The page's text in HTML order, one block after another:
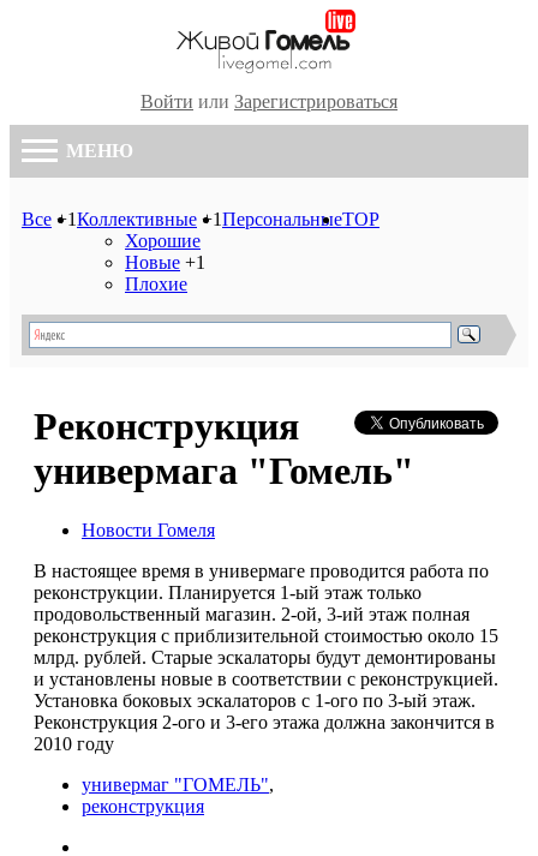
Войти или Зарегистрироваться
МЕНЮ
Все +1Коллективные +1
Хорошие
Новые +1
Плохие
ПерсональныеTOP
Реконструкция
универмага "Гомель"
Новости Гомеля
В настоящее время в универмаге проводится работа по
реконструкции. Планируется 1-ый этаж только
продовольственный магазин. 2-ой, 3-ий этаж полная
реконструкция с приблизительной стоимостью около 15
млрд. рублей. Старые эскалаторы будут демонтированы
и установлены новые в соответствии с реконструкцией.
Установка боковых эскалаторов с 1-ого по 3-ый этаж.
Реконструкция 2-ого и 3-его этажа должна закончится в
2010 году
универмаг "ГОМЕЛЬ",
реконструкция